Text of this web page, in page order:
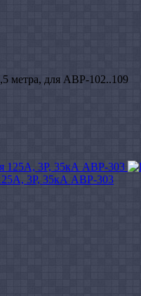
метра, для АВР-102..109
3Р, 35кА АВР-303